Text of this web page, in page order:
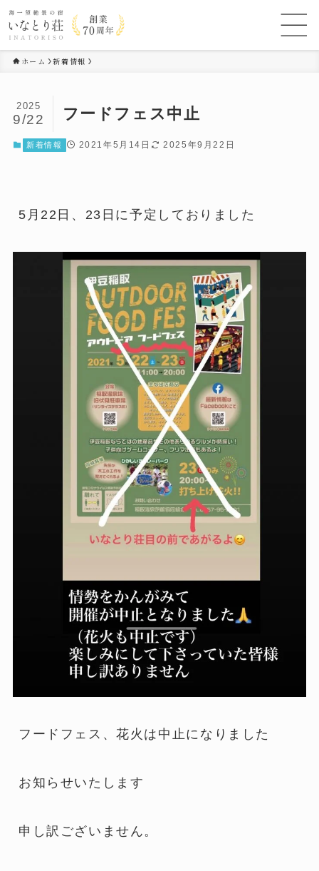
ホーム 新着情報
フードフェス中止
2025
9/22
新着情報 2021年5月14日 2025年9月22日
5月22日、23日に予定しておりました
フードフェス、花火は中止になりました
お知らせいたします
申し訳ございません。